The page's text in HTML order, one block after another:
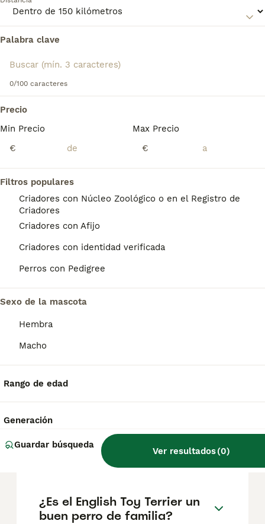
Palabra clave
0/100 caracteres
Precio
Min Precio
€
Max Precio
€
Filtros populares
Criadores con Núcleo Zoológico o en el Registro de
Criadores
Criadores con Afijo
Criadores con identidad verificada
Perros con Pedigree
Sexo de la mascota
Hembra
Macho
Rango de edad
Generación
Guardar búsqueda
Ver resultados(0)
Terrier para obtener información sobre esta raza de perro.
Encontramos 0 English Toy Terrier Perros
Toledo.
Si deseas exactamente esta búsqueda guarda tu
¿Qué tamaño tiene un Toy
Terrier inglés?
Estos perros son un poco más largos que
adulto mida entre 25 y 30 cm y pese entre
¿Cuál es el terrier más
¿El Staffordshire terrier es
¿Cuánto cuesta un cachorro
de English Toy Terrier?
¿Es el English Toy Terrier un
buen perro de familia?